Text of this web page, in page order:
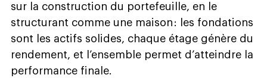
sur la construction du portefeuille, en le
structurant comme une maison : les fondations
sont les actifs solides, chaque étage génère du
rendement, et l’ensemble permet d’atteindre la
performance finale.